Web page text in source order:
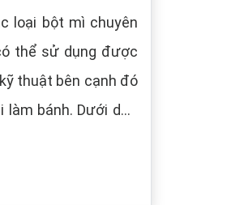
loại bột mì chuyên
thể sử dụng được
thuật bên cạnh đó
Dưới dây,
cho các loại bột